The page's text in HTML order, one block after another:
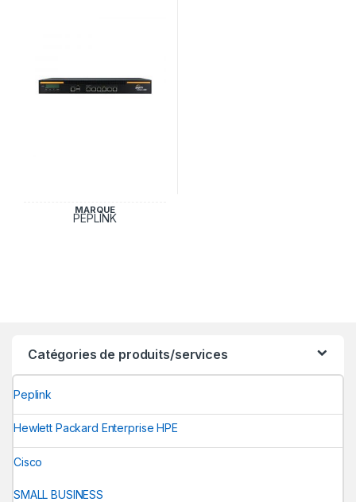
MARQUE
PEPLINK
Catégories de produits/services
Peplink
Hewlett Packard Enterprise HPE
Cisco
SMALL BUSINESS